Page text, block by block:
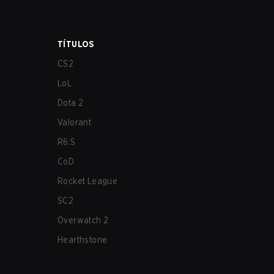
TÍTULOS
CS2
LoL
Dota 2
Valorant
R6:S
CoD
Rocket League
SC2
Overwatch 2
Hearthstone